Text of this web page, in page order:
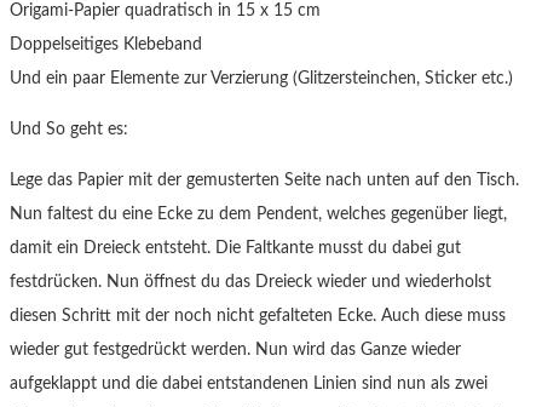
Origami-Papier quadratisch in 15 x 15 cm
Doppelseitiges Klebeband
Und ein paar Elemente zur Verzierung (Glitzersteinchen, Sticker etc.)
Und So geht es:
Lege das Papier mit der gemusterten Seite nach unten auf den Tisch.
Nun faltest du eine Ecke zu dem Pendent, welches gegenüber liegt,
damit ein Dreieck entsteht. Die Faltkante musst du dabei gut
festdrücken. Nun öffnest du das Dreieck wieder und wiederholst
diesen Schritt mit der noch nicht gefalteten Ecke. Auch diese muss
wieder gut festgedrückt werden. Nun wird das Ganze wieder
aufgeklappt und die dabei entstandenen Linien sind nun als zwei